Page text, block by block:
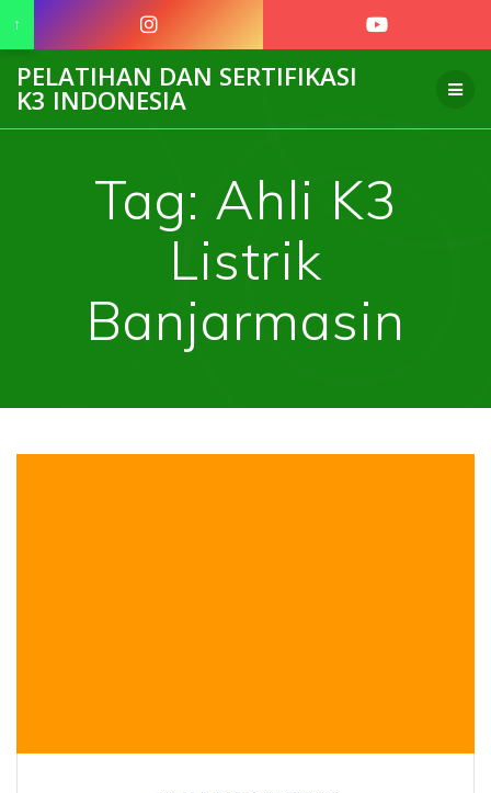
to
PELATIHAN DAN SERTIFIKASI
K3 INDONESIA
Tag: Ahli K3
Listrik
Banjarmasin
↑